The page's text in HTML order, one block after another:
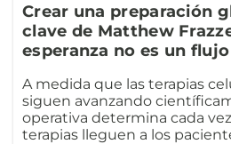
Crear una preparación
clave de Matthew
esperanza no es un
A medida que las terapias
siguen avanzando
operativa determina cada
terapias lleguen a los